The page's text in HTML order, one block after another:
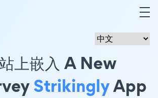
上嵌入 A New
StrikinglyApp